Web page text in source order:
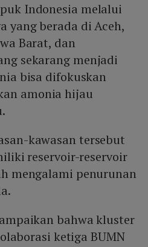
Indonesia melalui
yang berada di Aceh,
Barat, dan
sekarang menjadi
bisa difokuskan
amonia hijau
kawasan tersebut
reservoir-reservoir
mengalami penurunan
bahwa kluster
ketiga BUMN